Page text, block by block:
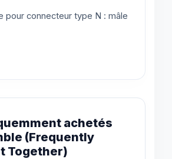
pour connecteur type N : mâle
achetés
(Frequently
Together)